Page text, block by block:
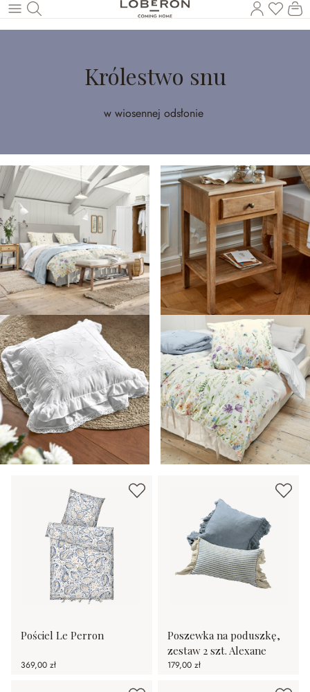
Wróć do wątku głównego
Masz
Królestwo snu
w wiosennej odsłonie
Pościel Le Perron
369,00 zł
Poszewka na poduszkę,
zestaw 2 szt. Alexane
179,00 zł